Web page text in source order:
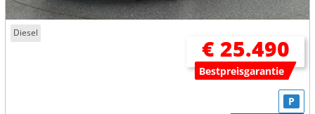
Diesel
€ 25.490
Bestpreisgarantie
P